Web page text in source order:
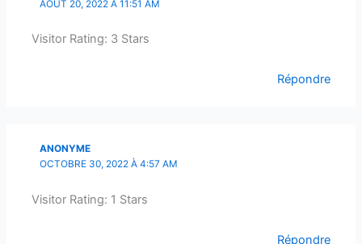
AOÛT 20, 2022 À 11:51 AM
Visitor Rating: 3 Stars
Répondre
ANONYME
OCTOBRE 30, 2022 À 4:57 AM
Visitor Rating: 1 Stars
Répondre